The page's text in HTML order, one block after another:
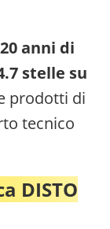
anni di
stelle su
prodotti di
tecnico
DISTO